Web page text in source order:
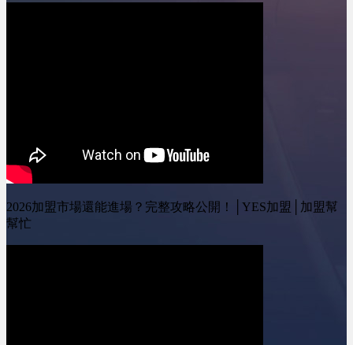
按讚我的Facebook專頁：
https://www.facebook.com/yestopone
按讚我的Instagram專頁：
https://www.instagram.com/yesone_ally/
2026加盟市場還能進場？完整攻略公開！│YES加盟│加盟幫
幫忙